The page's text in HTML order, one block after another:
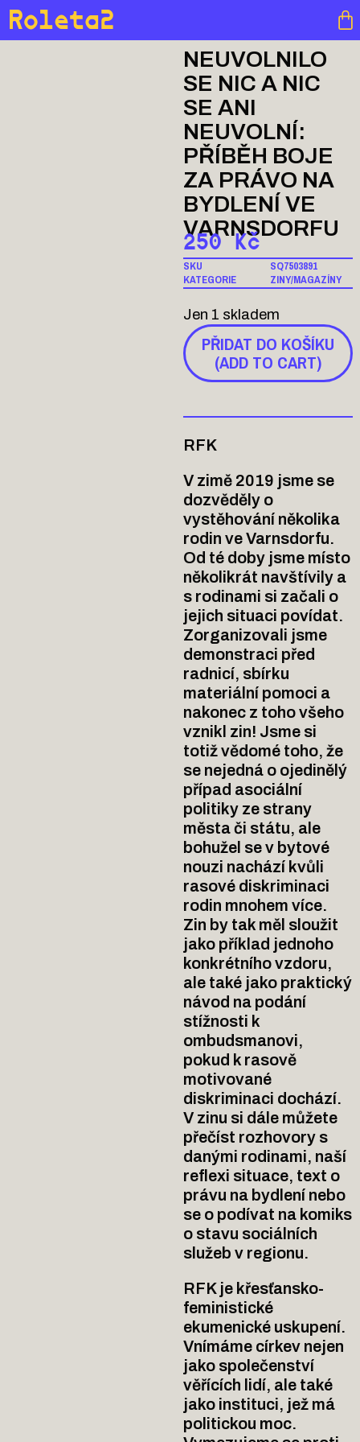
Roleta2
NEUVOLNILO
SE NIC A NIC
SE ANI
NEUVOLNÍ:
PŘÍBĚH BOJE
ZA PRÁVO NA
BYDLENÍ VE
VARNSDORFU
250 Kč
SKU
SQ7503891
KATEGORIE
ZINY/MAGAZÍNY
Jen 1 skladem
PŘIDAT DO KOŠÍKU
(ADD TO CART)
RFK
V zimě 2019 jsme se
dozvěděly o
vystěhování několika
rodin ve Varnsdorfu.
Od té doby jsme místo
několikrát navštívily a
s rodinami si začali o
jejich situaci povídat.
Zorganizovali jsme
demonstraci před
radnicí, sbírku
materiální pomoci a
nakonec z toho všeho
vznikl zin! Jsme si
totiž vědomé toho, že
se nejedná o ojedinělý
případ asociální
politiky ze strany
města či státu, ale
bohužel se v bytové
nouzi nachází kvůli
rasové diskriminaci
rodin mnohem více.
Zin by tak měl sloužit
jako příklad jednoho
konkrétního vzdoru,
ale také jako praktický
návod na podání
stížnosti k
ombudsmanovi,
pokud k rasově
motivované
diskriminaci dochází.
V zinu si dále můžete
přečíst rozhovory s
danými rodinami, naší
reflexi situace, text o
právu na bydlení nebo
se o podívat na komiks
o stavu sociálních
služeb v regionu.
RFK je křesťansko-
feministické
ekumenické uskupení.
Vnímáme církev nejen
jako společenství
věřících lidí, ale také
jako instituci, jež má
politickou moc.